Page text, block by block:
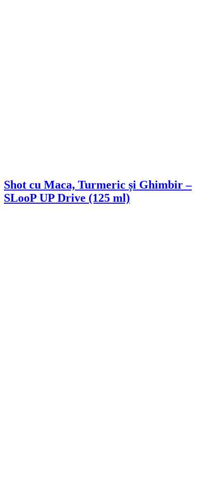
Shot cu Maca, Turmeric și Ghimbir –
SLooP UP Drive (125 ml)